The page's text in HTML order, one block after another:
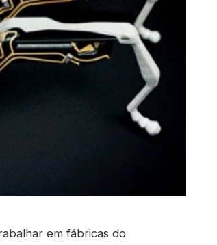
em fábricas do